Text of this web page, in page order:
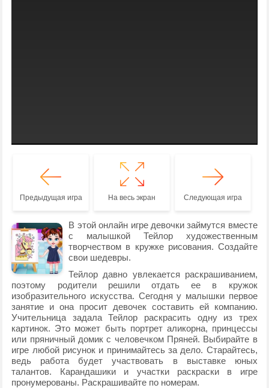
Предыдущая игра На весь экран Следующая игра
В этой онлайн игре девочки займутся вместе
с малышкой Тейлор художественным
творчеством в кружке рисования. Создайте
свои шедевры.
Тейлор давно увлекается раскрашиванием,
поэтому родители решили отдать ее в кружок
изобразительного искусства. Сегодня у малышки первое
занятие и она просит девочек составить ей компанию.
Учительница задала Тейлор раскрасить одну из трех
картинок. Это может быть портрет аликорна, принцессы
или пряничный домик с человечком Пряней. Выбирайте в
игре любой рисунок и принимайтесь за дело. Старайтесь,
ведь работа будет участвовать в выставке юных
талантов. Карандашики и участки раскраски в игре
пронумерованы. Раскрашивайте по номерам.